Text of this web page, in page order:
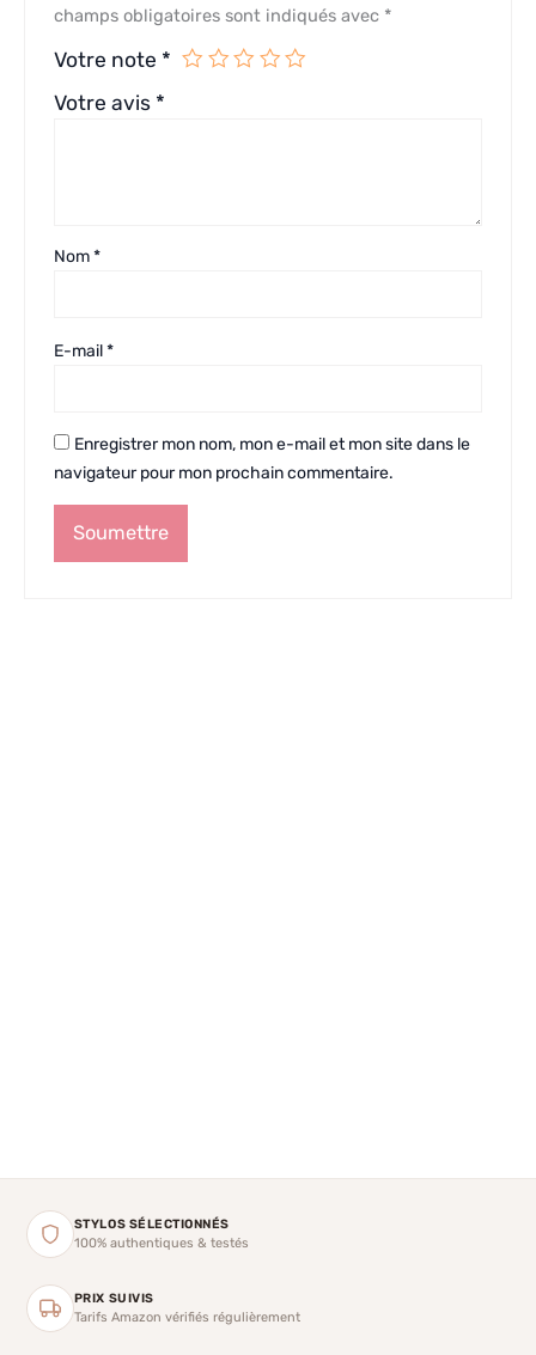
champs obligatoires sont indiqués avec *
Votre note *
Votre avis *
Nom*
E-mail*
Enregistrer mon nom, mon e-mail et mon site dans le
navigateur pour mon prochain commentaire.
STYLOS SÉLECTIONNÉS
100% authentiques & testés
PRIX SUIVIS
Tarifs Amazon vérifiés régulièrement